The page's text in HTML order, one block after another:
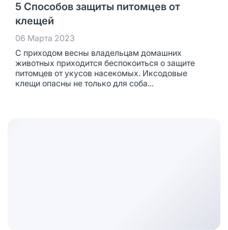
5 Способов защиты питомцев от
клещей
06 Марта 2023
С приходом весны владельцам домашних
животных приходится беспокоиться о защите
питомцев от укусов насекомых. Иксодовые
клещи опасны не только для соба...